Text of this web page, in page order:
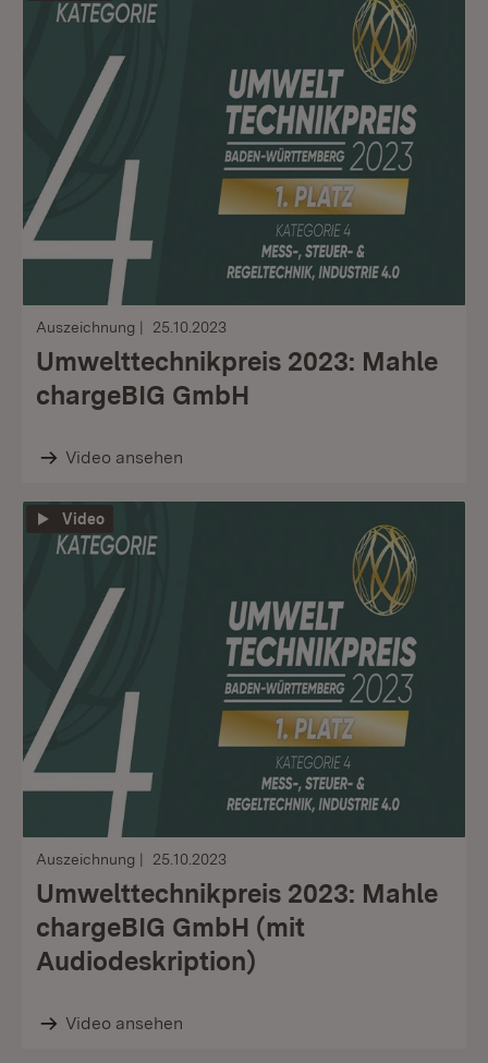
Auszeichnung 25.10.2023
Umwelttechnikpreis 2023: Mahle
chargeBIG GmbH
Video ansehen
Video
Auszeichnung 25.10.2023
Umwelttechnikpreis 2023: Mahle
chargeBIG GmbH (mit
Audiodeskription)
Video ansehen